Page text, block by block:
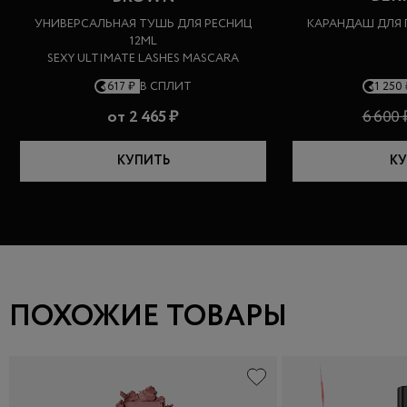
УНИВЕРСАЛЬНАЯ ТУШЬ ДЛЯ РЕСНИЦ
12ML
SEXY ULTIMATE LASHES MASCARA
617 ₽ В СПЛИТ
от 2 465 ₽
КУПИТЬ
КАРАНДАШ ДЛЯ
1 250
6 600
ПОХОЖИЕ ТОВАРЫ